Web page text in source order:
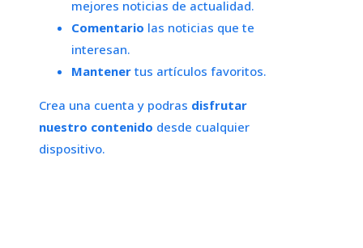
mejores noticias de actualidad.
Comentario las noticias que te
interesan.
Mantener tus artículos favoritos.
Crea una cuenta y podras disfrutar
nuestro contenido desde cualquier
dispositivo.